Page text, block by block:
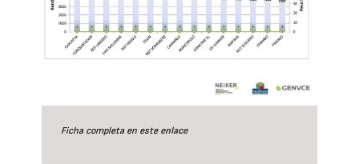
Ficha completa en este enlace